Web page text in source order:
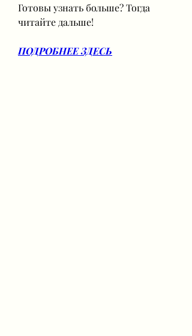
Готовы узнать больше? Тогда
читайте дальше!
ПОДРОБНЕЕ ЗДЕСЬ